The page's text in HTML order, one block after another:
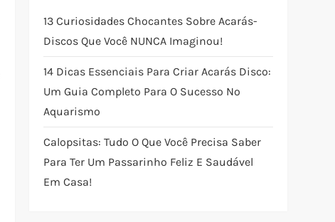
13 Curiosidades Chocantes Sobre Acarás-
Discos Que Você NUNCA Imaginou!
14 Dicas Essenciais Para Criar Acarás Disco:
Um Guia Completo Para O Sucesso No
Aquarismo
Calopsitas: Tudo O Que Você Precisa Saber
Para Ter Um Passarinho Feliz E Saudável
Em Casa!